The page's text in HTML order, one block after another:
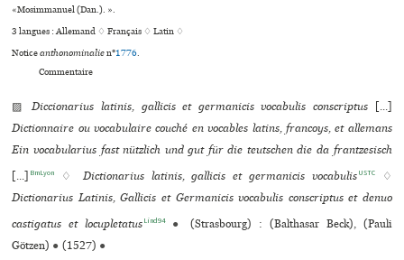
«Mosimmanuel (Dan.). ».
3 langues :Allemand ♢Français ♢Latin ♢
Noticeanthonominalien°1776.
Commentaire
▨Diccionarius latinis, gallicis et germanicis vocabulis conscriptus[...]
Dictionnaire ou vocabulaire couché en vocables latins, francoys, et allemans
Ein vocabularius fast nützlich und gut für die teutschen die da frantzesisch
[...]
BmLyon ♢Dictionarius latinis, gallicis et germanicis vocabulis USTC♢
Dictionarius Latinis, Gallicis et Germanicis vocabulis conscriptus et denuo
castigatus et locupletatus Lind94 ●
(Strasbourg) : (Balthasar Beck), (Pauli
Götzen) ● (1527) ●